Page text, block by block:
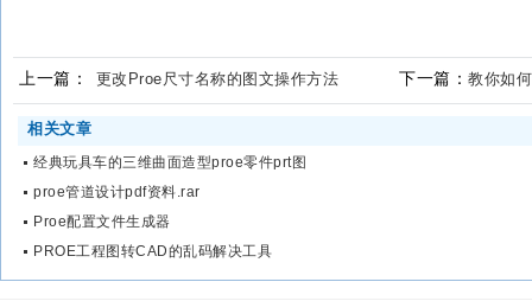
上一篇： 更改Proe尺寸名称的图文操作方法 下一篇： 教你如
相关文章
经典玩具车的三维曲面造型proe零件prt图
proe管道设计pdf资料.rar
Proe配置文件生成器
PROE工程图转CAD的乱码解决工具